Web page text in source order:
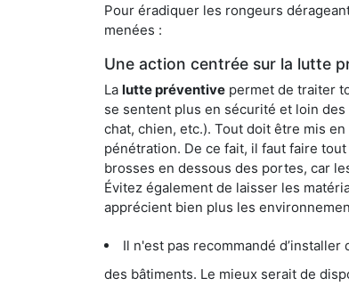
Pour éradiquer les rongeurs
menées :
Une action centrée sur la lutte
La lutte préventive permet de traiter
se sentent plus en sécurité et loin
chat, chien, etc.). Tout doit être mis
pénétration. De ce fait, il faut faire
brosses en dessous des portes, car
Évitez également de laisser les
apprécient bien plus les
Il n'est pas recommandé d’installer
des bâtiments. Le mieux serait de disposer d’une